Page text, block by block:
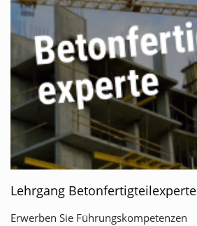
Lehrgang Betonfertigteilexperte
Erwerben Sie Führungskompetenzen